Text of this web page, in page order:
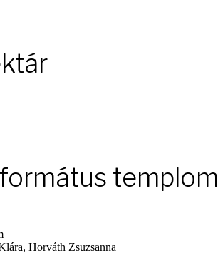
templom
Horváth Zsuzsanna